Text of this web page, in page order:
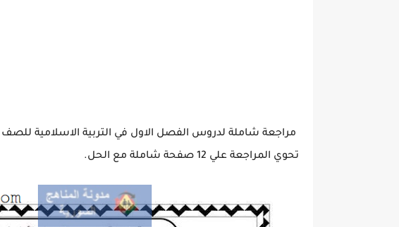
تحوي المراجعة علي 12 صفحة شاملة مع الحل.